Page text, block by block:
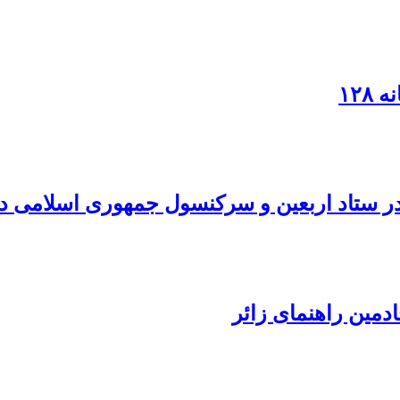
ستاد اربعین و سرکنسول جمهوری اسلامی
راهنمای زائر